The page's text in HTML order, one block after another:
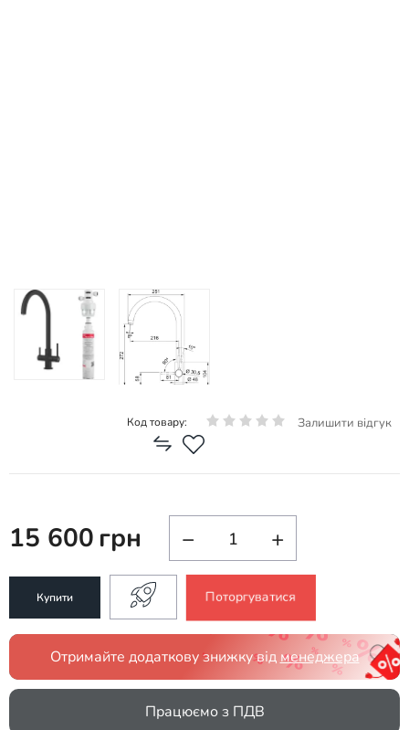
Код товару: Залишити відгук
15 600 грн − +
Купити Поторгуватися
Отримайте додаткову знижку від менеджера
Працюємо з ПДВ